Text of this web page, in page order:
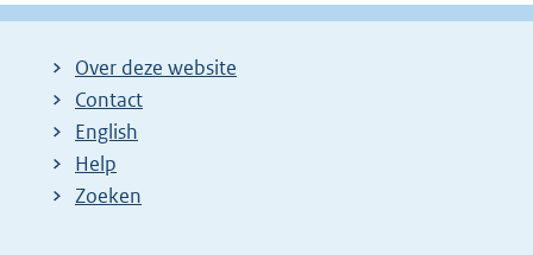
Over deze website
Contact
English
Help
Zoeken